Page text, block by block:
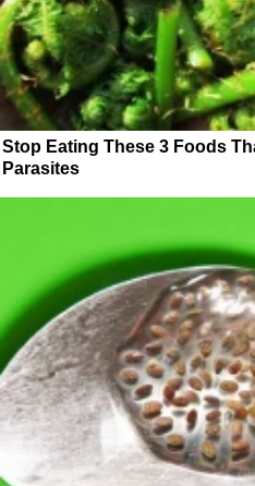
Stop Eating These 3 Foods
Parasites